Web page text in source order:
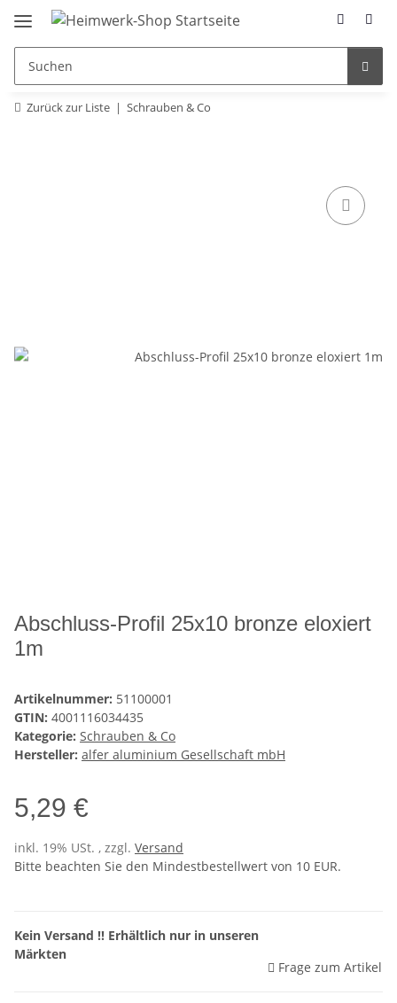
Zurück zur Liste Schrauben & Co
Abschluss-Profil 25x10 bronze eloxiert
1m
Artikelnummer: 51100001
GTIN: 4001116034435
Kategorie: Schrauben & Co
Hersteller: alfer aluminium Gesellschaft mbH
5,29 €
inkl. 19% USt. , zzgl. Versand
Bitte beachten Sie den Mindestbestellwert von 10 EUR.
Kein Versand !! Erhältlich nur in unseren
Märkten
Frage zum Artikel